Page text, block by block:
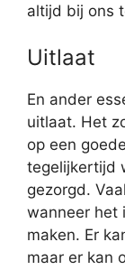
altijd bij ons
Uitlaat
En ander
uitlaat. Het
op een
tegelijkertijd
gezorgd.
wanneer het
maken. Er
maar er kan